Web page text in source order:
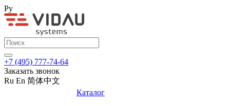
Ру
+7 (495) 777-74-64
Заказать звонок
Ru En 简体中文
Каталог